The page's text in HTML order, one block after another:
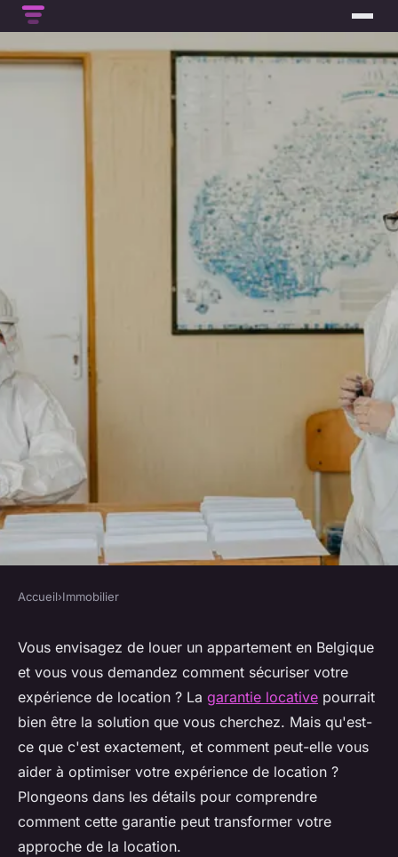
Optimisez votre expérience de
location grâce à la garantie
locative en belgique
quentin •11 février 2025•6 min de lecture
Accueil›Immobilier
Vous envisagez de louer un appartement en Belgique
et vous vous demandez comment sécuriser votre
expérience de location ? La garantie locative pourrait
bien être la solution que vous cherchez. Mais qu'est-
ce que c'est exactement, et comment peut-elle vous
aider à optimiser votre expérience de location ?
Plongeons dans les détails pour comprendre
comment cette garantie peut transformer votre
approche de la location.